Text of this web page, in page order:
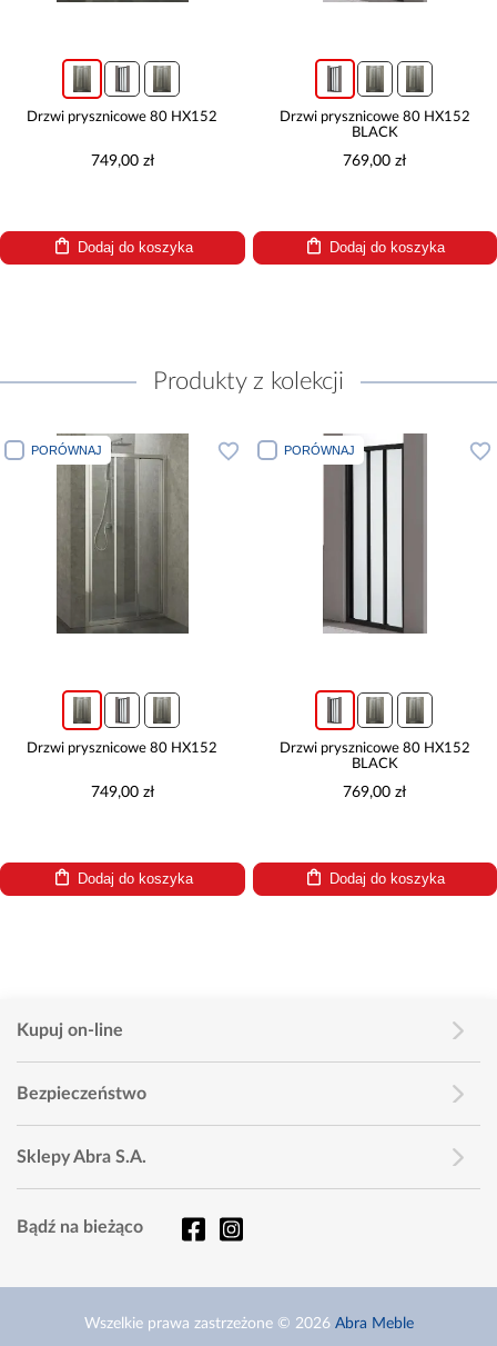
Drzwi prysznicowe 80 HX152
749,00 zł
Dodaj do koszyka
Drzwi prysznicowe 80 HX152
BLACK
769,00 zł
Dodaj do koszyka
Produkty z kolekcji
PORÓWNAJ
Drzwi prysznicowe 80 HX152
749,00 zł
Dodaj do koszyka
PORÓWNAJ
Drzwi prysznicowe 80 HX152
BLACK
769,00 zł
Dodaj do koszyka
Kupuj on-line
Bezpieczeństwo
Sklepy Abra S.A.
Bądź na bieżąco
Wszelkie prawa zastrzeżone © 2026 Abra Meble